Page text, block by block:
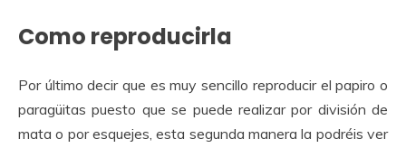
Como reproducirla
Por último decir que es muy sencillo reproducir el papiro o
paragüitas puesto que se puede realizar por división de
mata o por esquejes, esta segunda manera la podréis ver